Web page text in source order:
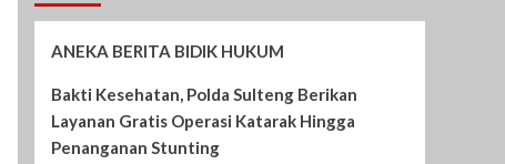
ANEKA BERITA BIDIK HUKUM
Bakti Kesehatan, Polda Sulteng Berikan
Layanan Gratis Operasi Katarak Hingga
Penanganan Stunting